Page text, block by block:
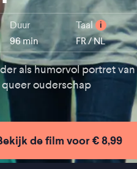
Duur
96 min
Taal i
FR / NL
als humorvol portret van
queer ouderschap
de film voor € 8,99